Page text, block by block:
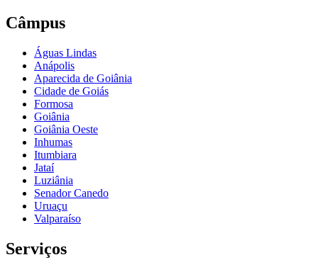
Câmpus
Águas Lindas
Anápolis
Aparecida de Goiânia
Cidade de Goiás
Formosa
Goiânia
Goiânia Oeste
Inhumas
Itumbiara
Jataí
Luziânia
Senador Canedo
Uruaçu
Valparaíso
Serviços